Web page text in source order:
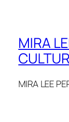
MIRA
MIRA LEE